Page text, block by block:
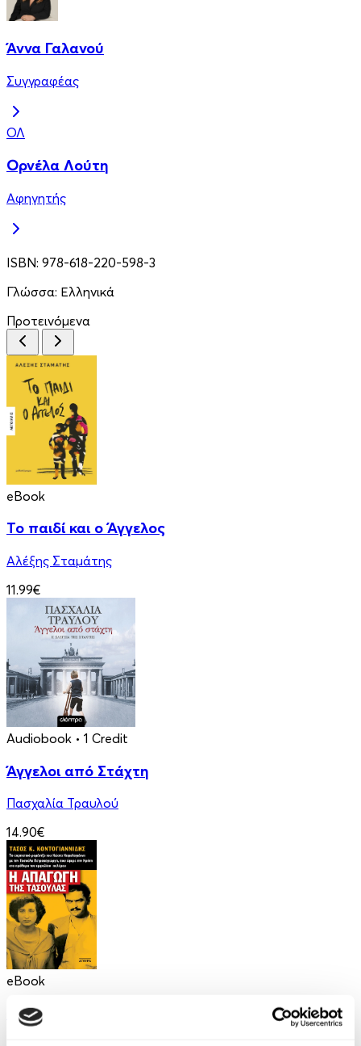
Άννα Γαλανού
Συγγραφέας
ΟΛ
Ορνέλα Λούτη
Αφηγητής
ISBN: 978-618-220-598-3
Γλώσσα: Ελληνικά
Προτεινόμενα
eBook
Το παιδί και ο Άγγελος
Αλέξης Σταμάτης
11.99€
Audiobook • 1 Credit
Άγγελοι από Στάχτη
Πασχαλία Τραυλού
14.90€
eBook
Η απαγωγή της Τασούλας